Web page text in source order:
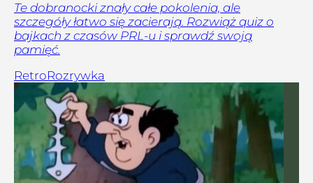
Te dobranocki znały całe pokolenia, ale
szczegóły łatwo się zacierają. Rozwiąż quiz o
bajkach z czasów PRL-u i sprawdź swoją
pamięć.
RetroRozrywka